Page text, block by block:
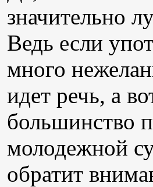
значительно
Ведь если
много
идет речь, а
большинство
молодежной
обратит